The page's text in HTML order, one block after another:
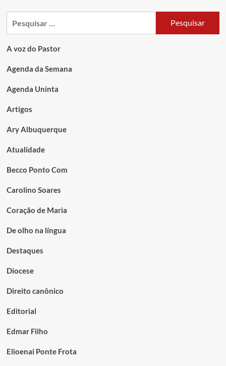
A voz do Pastor
Agenda da Semana
Agenda Uninta
Artigos
Ary Albuquerque
Atualidade
Becco Ponto Com
Carolino Soares
Coração de Maria
De olho na língua
Destaques
Diocese
Direito canônico
Editorial
Edmar Filho
Elioenai Ponte Frota